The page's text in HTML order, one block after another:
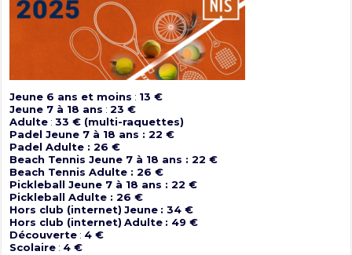
Jeune 6 ans et moins : 13 €
Jeune 7 à 18 ans :23 €
Adulte :33 € (multi-raquettes)
Padel Jeune 7 à 18 ans : 22 €
Padel Adulte : 26 €
Beach Tennis Jeune 7 à 18 ans : 22 €
Beach Tennis Adulte : 26 €
Pickleball Jeune 7 à 18 ans : 22 €
Pickleball Adulte : 26 €
Hors club (internet) Jeune : 34 €
Hors club (internet) Adulte : 49 €
Découverte : 4 €
Scolaire : 4 €